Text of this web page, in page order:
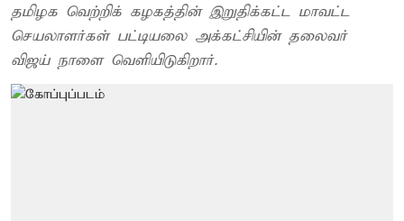
தமிழக வெற்றிக் கழகத்தின் இறுதிக்கட்ட மாவட்ட
செயலாளர்கள் பட்டியலை அக்கட்சியின் தலைவர்
விஜய் நாளை வெளியிடுகிறார்.